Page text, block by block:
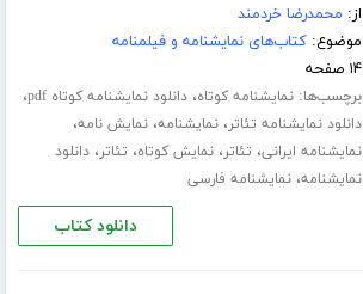
از: محمدرضا خردمند
موضوع:کتاب‌های نمایشنامه و فیلمنامه
۱۴ صفحه
برچسب‌ها:نمایشنامه کوتاه،دانلود نمایشنامه کوتاه pdf ،
دانلود نمایشنامه تئاتر،نمایشنامه،نمایش نامه،
نمایشنامه ایرانی، تئاتر،نمایش کوتاه، تئاتر،دانلود
نمایشنامه،نمایشنامه فارسی
دانلود کتاب